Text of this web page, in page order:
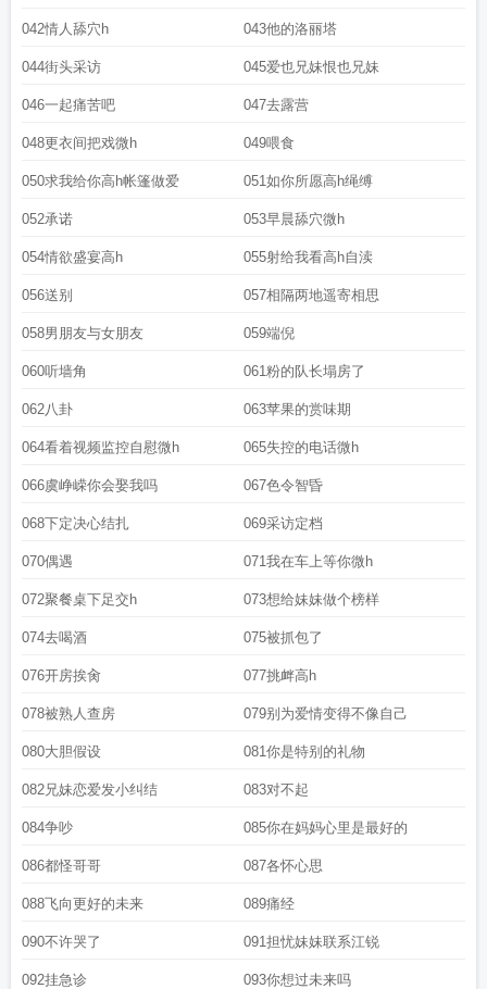
042情人舔穴h 043他的洛丽塔
044街头采访 045爱也兄妹恨也兄妹
046一起痛苦吧 047去露营
048更衣间把戏微h 049喂食
050求我给你高h帐篷做爱 051如你所愿高h绳缚
052承诺 053早晨舔穴微h
054情欲盛宴高h 055射给我看高h自渎
056送别 057相隔两地遥寄相思
058男朋友与女朋友 059端倪
060听墙角 061粉的队长塌房了
062八卦 063苹果的赏味期
064看着视频监控自慰微h 065失控的电话微h
066虞峥嵘你会娶我吗 067色令智昏
068下定决心结扎 069采访定档
070偶遇 071我在车上等你微h
072聚餐桌下足交h 073想给妹妹做个榜样
074去喝酒 075被抓包了
076开房挨肏 077挑衅高h
078被熟人查房 079别为爱情变得不像自己
080大胆假设 081你是特别的礼物
082兄妹恋爱发小纠结 083对不起
084争吵 085你在妈妈心里是最好的
086都怪哥哥 087各怀心思
088飞向更好的未来 089痛经
090不许哭了 091担忧妹妹联系江锐
092挂急诊 093你想过未来吗